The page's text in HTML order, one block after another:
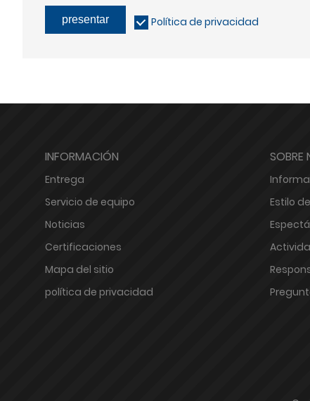
presentar Política de privacidad
INFORMACIÓN
Entrega
Servicio de equipo
Noticias
Certificaciones
Mapa del sitio
política de privacidad
SOBRE
Estilo